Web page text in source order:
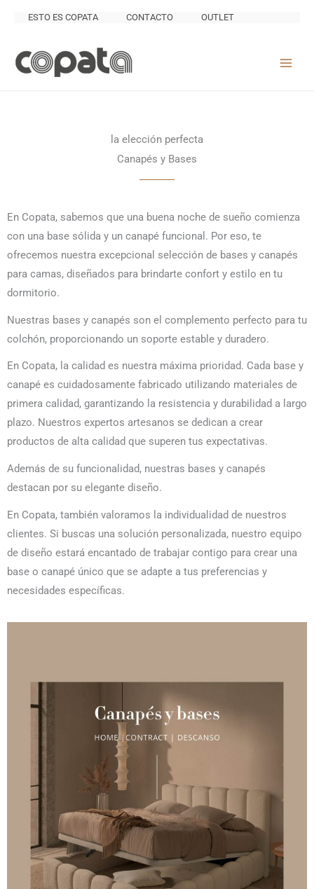
ESTO ES COPATA CONTACTO OUTLET
la elección perfecta
Canapés y Bases
En Copata, sabemos que una buena noche de sueño comienza
con una base sólida y un canapé funcional. Por eso, te
ofrecemos nuestra excepcional selección de bases y canapés
para camas, diseñados para brindarte confort y estilo en tu
dormitorio.
Nuestras bases y canapés son el complemento perfecto para tu
colchón, proporcionando un soporte estable y duradero.
En Copata, la calidad es nuestra máxima prioridad. Cada base y
canapé es cuidadosamente fabricado utilizando materiales de
primera calidad, garantizando la resistencia y durabilidad a largo
plazo. Nuestros expertos artesanos se dedican a crear
productos de alta calidad que superen tus expectativas.
Además de su funcionalidad, nuestras bases y canapés
destacan por su elegante diseño.
En Copata, también valoramos la individualidad de nuestros
clientes. Si buscas una solución personalizada, nuestro equipo
de diseño estará encantado de trabajar contigo para crear una
base o canapé único que se adapte a tus preferencias y
necesidades específicas.